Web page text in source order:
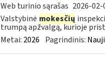
Web turinio sąrašas 2026-02-
Valstybinė mokesčių
trumpą apžvalgą, kurioje
Metai: 2026 Pagrindinis: